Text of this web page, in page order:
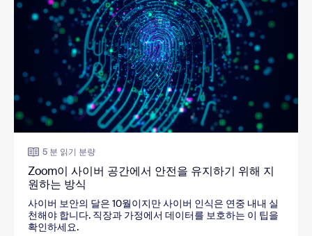
5 분 읽기 분량
Zoom이 사이버 공간에서 안전을 유지하기 위해 지
원하는 방식
사이버 보안의 달은 10월이지만 사이버 인식은 연중 내내 실
천해야 합니다. 직장과 가정에서 데이터를 보호하는 이 팁을
확인하세요.